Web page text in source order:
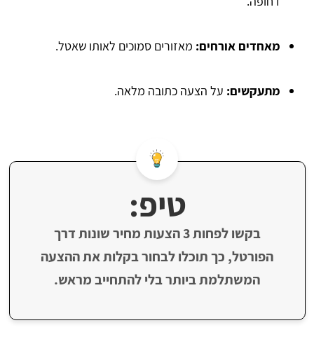
מאחדים אורחים: מאזורים סמוכים לאותו שאטל.
מתעקשים: על הצעה כתובה מלאה.
טיפ:
בקשו לפחות 3 הצעות מחיר שונות דרך
הפורטל, כך תוכלו לבחור בקלות את ההצעה
המשתלמת ביותר בלי להתחייב מראש.